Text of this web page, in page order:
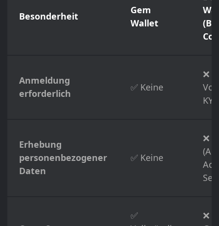
Besonderheit
Gem
Wallet
Anmeldung
erforderlich
✅ Keine
❌
Erhebung
personenbezogener
Daten
✅ Keine
❌
✅
❌